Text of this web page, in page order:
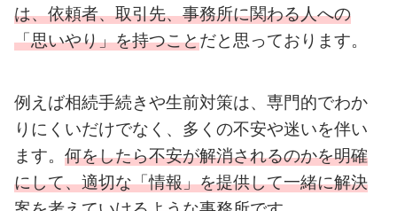
は、依頼者、取引先、事務所に関わる人への
「思いやり」を持つことだと思っております。
例えば相続手続きや生前対策は、専門的でわか
りにくいだけでなく、多くの不安や迷いを伴い
ます。 何をしたら不安が解消されるのかを明確
にして、適切な「情報」を提供して一緒に解決